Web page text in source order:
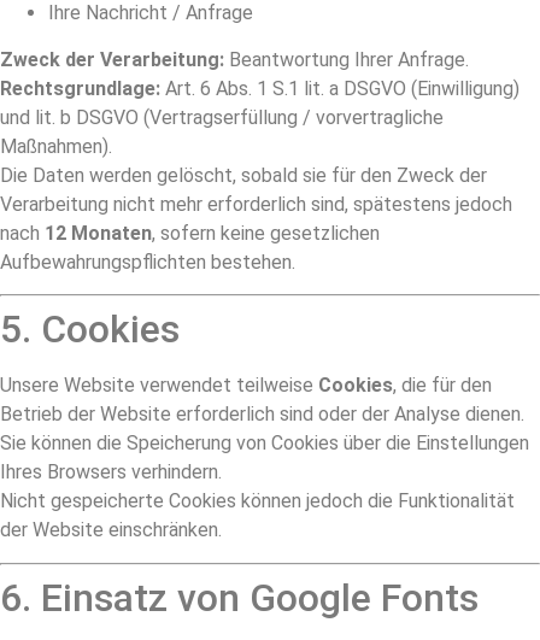
Ihre Nachricht / Anfrage
Zweck der Verarbeitung: Beantwortung Ihrer Anfrage.
Rechtsgrundlage: Art. 6 Abs. 1 S.1 lit. a DSGVO (Einwilligung)
und lit. b DSGVO (Vertragserfüllung / vorvertragliche
Maßnahmen).
Die Daten werden gelöscht, sobald sie für den Zweck der
Verarbeitung nicht mehr erforderlich sind, spätestens jedoch
nach 12 Monaten, sofern keine gesetzlichen
Aufbewahrungspflichten bestehen.
5. Cookies
Unsere Website verwendet teilweise Cookies, die für den
Betrieb der Website erforderlich sind oder der Analyse dienen.
Sie können die Speicherung von Cookies über die Einstellungen
Ihres Browsers verhindern.
Nicht gespeicherte Cookies können jedoch die Funktionalität
der Website einschränken.
6. Einsatz von Google Fonts